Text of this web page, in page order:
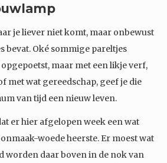
lamp
je liever niet komt, maar onbewust
bevat. Oké sommige pareltjes
maar met een likje verf,
met wat gereedschap, geef je die
van tijd een nieuw leven.
er hier afgelopen week een wat
woede heerste. Er moest wat
worden daar boven in de nok van